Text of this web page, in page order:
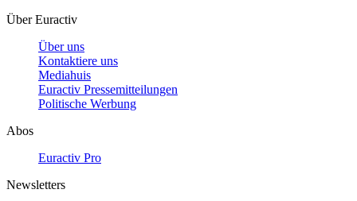
Über Euractiv
Über uns
Kontaktiere uns
Mediahuis
Euractiv Pressemitteilungen
Politische Werbung
Abos
Euractiv Pro
Newsletters